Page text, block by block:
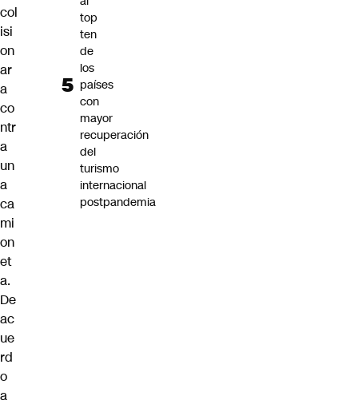
col
isi
on
ar
a
co
ntr
a
un
a
ca
mi
on
et
a.
De
ac
ue
rd
o
a
top
ten
de
los
países
con
mayor
recuperación
del
turismo
internacional
postpandemia